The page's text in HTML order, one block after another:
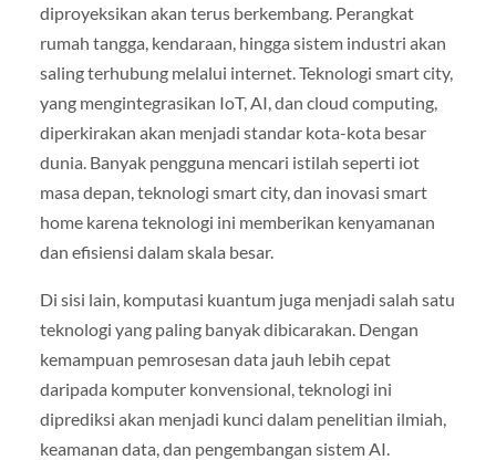
diproyeksikan akan terus berkembang. Perangkat
rumah tangga, kendaraan, hingga sistem industri akan
saling terhubung melalui internet. Teknologi smart city,
yang mengintegrasikan IoT, AI, dan cloud computing,
diperkirakan akan menjadi standar kota-kota besar
dunia. Banyak pengguna mencari istilah seperti iot
masa depan, teknologi smart city, dan inovasi smart
home karena teknologi ini memberikan kenyamanan
dan efisiensi dalam skala besar.
Di sisi lain, komputasi kuantum juga menjadi salah satu
teknologi yang paling banyak dibicarakan. Dengan
kemampuan pemrosesan data jauh lebih cepat
daripada komputer konvensional, teknologi ini
diprediksi akan menjadi kunci dalam penelitian ilmiah,
keamanan data, dan pengembangan sistem AI.